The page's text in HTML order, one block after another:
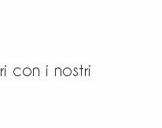
con i nostri